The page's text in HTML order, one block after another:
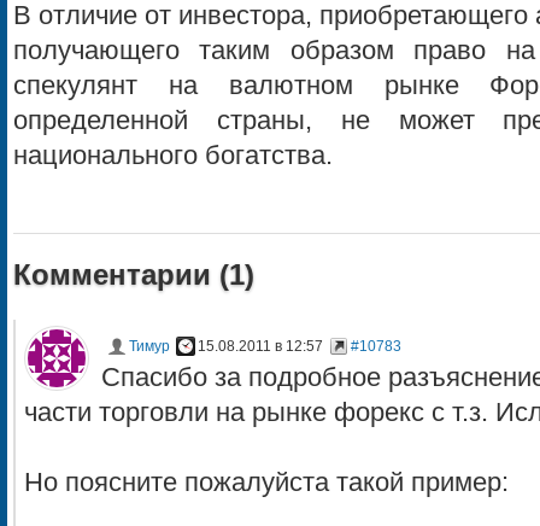
В отличие от инвестора,
получающего таким образом право
спекулянт на валютном рынке
определенной страны, не может
национального богатства.
Комментарии (1)
Тимур 15.08.2011 в 12:57 #10783
Спасибо за подробное
части торговли на рынке форекс с т.з.
Но поясните пожалуйста такой пример: